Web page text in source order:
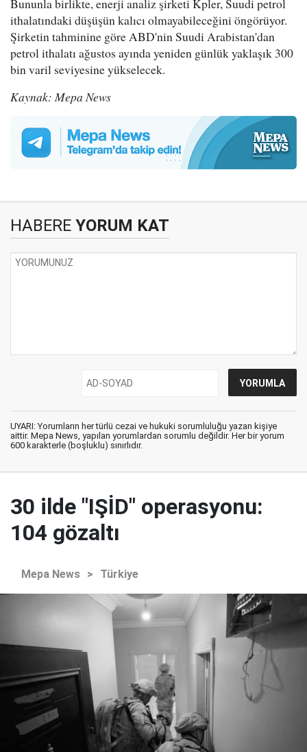
Bununla birlikte, enerji analiz şirketi Kpler, Suudi petrol
ithalatındaki düşüşün kalıcı olmayabileceğini öngörüyor.
Şirketin tahminine göre ABD'nin Suudi Arabistan'dan
petrol ithalatı ağustos ayında yeniden günlük yaklaşık 300
bin varil seviyesine yükselecek.
Kaynak: Mepa News
HABERE YORUM KAT
UYARI: Yorumların her türlü cezai ve hukuki sorumluluğu yazan kişiye
aittir. Mepa News, yapılan yorumlardan sorumlu değildir. Her bir yorum
600 karakterle (boşluklu) sınırlıdır.
30 ilde "IŞİD" operasyonu:
104 gözaltı
Mepa News > Türkiye